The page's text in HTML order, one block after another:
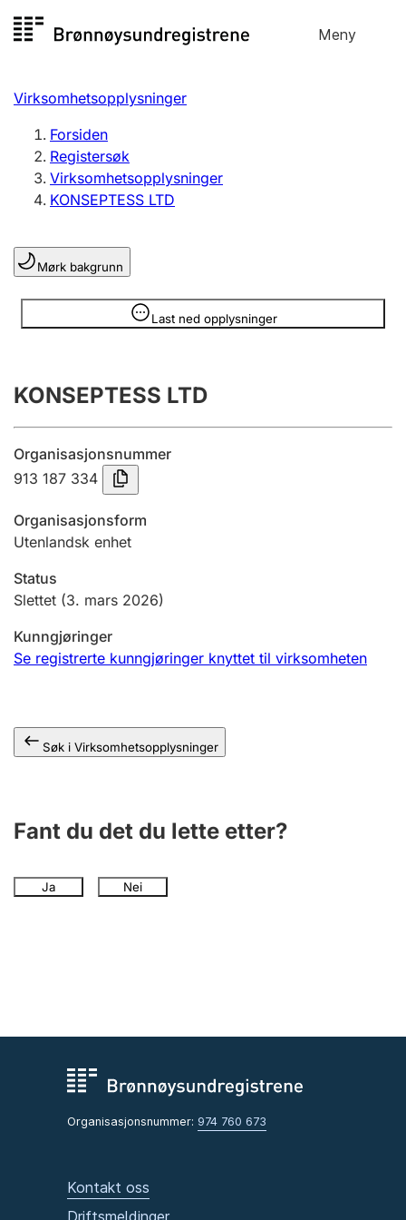
til
Meny
Registersøk
Aksjeselskap
Enkeltpersonforetak
Registrere, endre, slette
Lag og forening
Registrere, endre, slette
Innsending og forsinkelsesgebyr
Tinglysing
Jeger
Offentlig sektor
Andre tema
Virksomhetsopplysninger
Forsiden
Registersøk
Virksomhetsopplysninger
KONSEPTESS LTD
Mørk bakgrunn
Last ned opplysninger
Opplysninger er skjult
KONSEPTESS LTD
Organisasjonsnummer
913 187 334
Organisasjonsform
Utenlandsk enhet
Status
Slettet (3. mars 2026)
Kunngjøringer
Se registrerte kunngjøringer knyttet til virksomheten
Søk i Virksomhetsopplysninger
Fant du det du lette etter?
Ja Nei
Organisasjonsnummer: 974 760 673
Kontakt oss